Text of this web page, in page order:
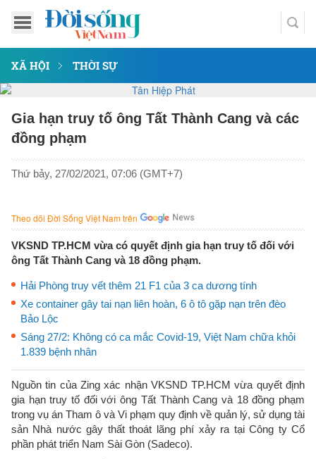
XÃ HỘI THỜI SỰ
Gia hạn truy tố ông Tất Thành Cang và các
đồng phạm
Thứ bảy, 27/02/2021, 07:06 (GMT+7)
Theo dõi Đời Sống Việt Nam trên
VKSND TP.HCM vừa có quyết định gia hạn truy tố đối với
ông Tất Thành Cang và 18 đồng phạm.
Hải Phòng truy vết thêm 21 F1 của 3 ca dương tính
Xe container gây tai nạn liên hoàn, 6 ô tô gặp nạn trên đèo
Bảo Lộc
Sáng 27/2: Không có ca mắc Covid-19, Việt Nam chữa khỏi
1.839 bệnh nhân
Nguồn tin của Zing xác nhận VKSND TP.HCM vừa quyết định
gia hạn truy tố đối với ông Tất Thành Cang và 18 đồng phạm
trong vụ án Tham ô và Vi phạm quy định về quản lý, sử dụng tài
sản Nhà nước gây thất thoát lãng phí xảy ra tại Công ty Cổ
phần phát triển Nam Sài Gòn (Sadeco).